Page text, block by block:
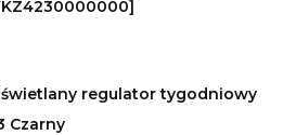
regulator tygodniowy
Czarny